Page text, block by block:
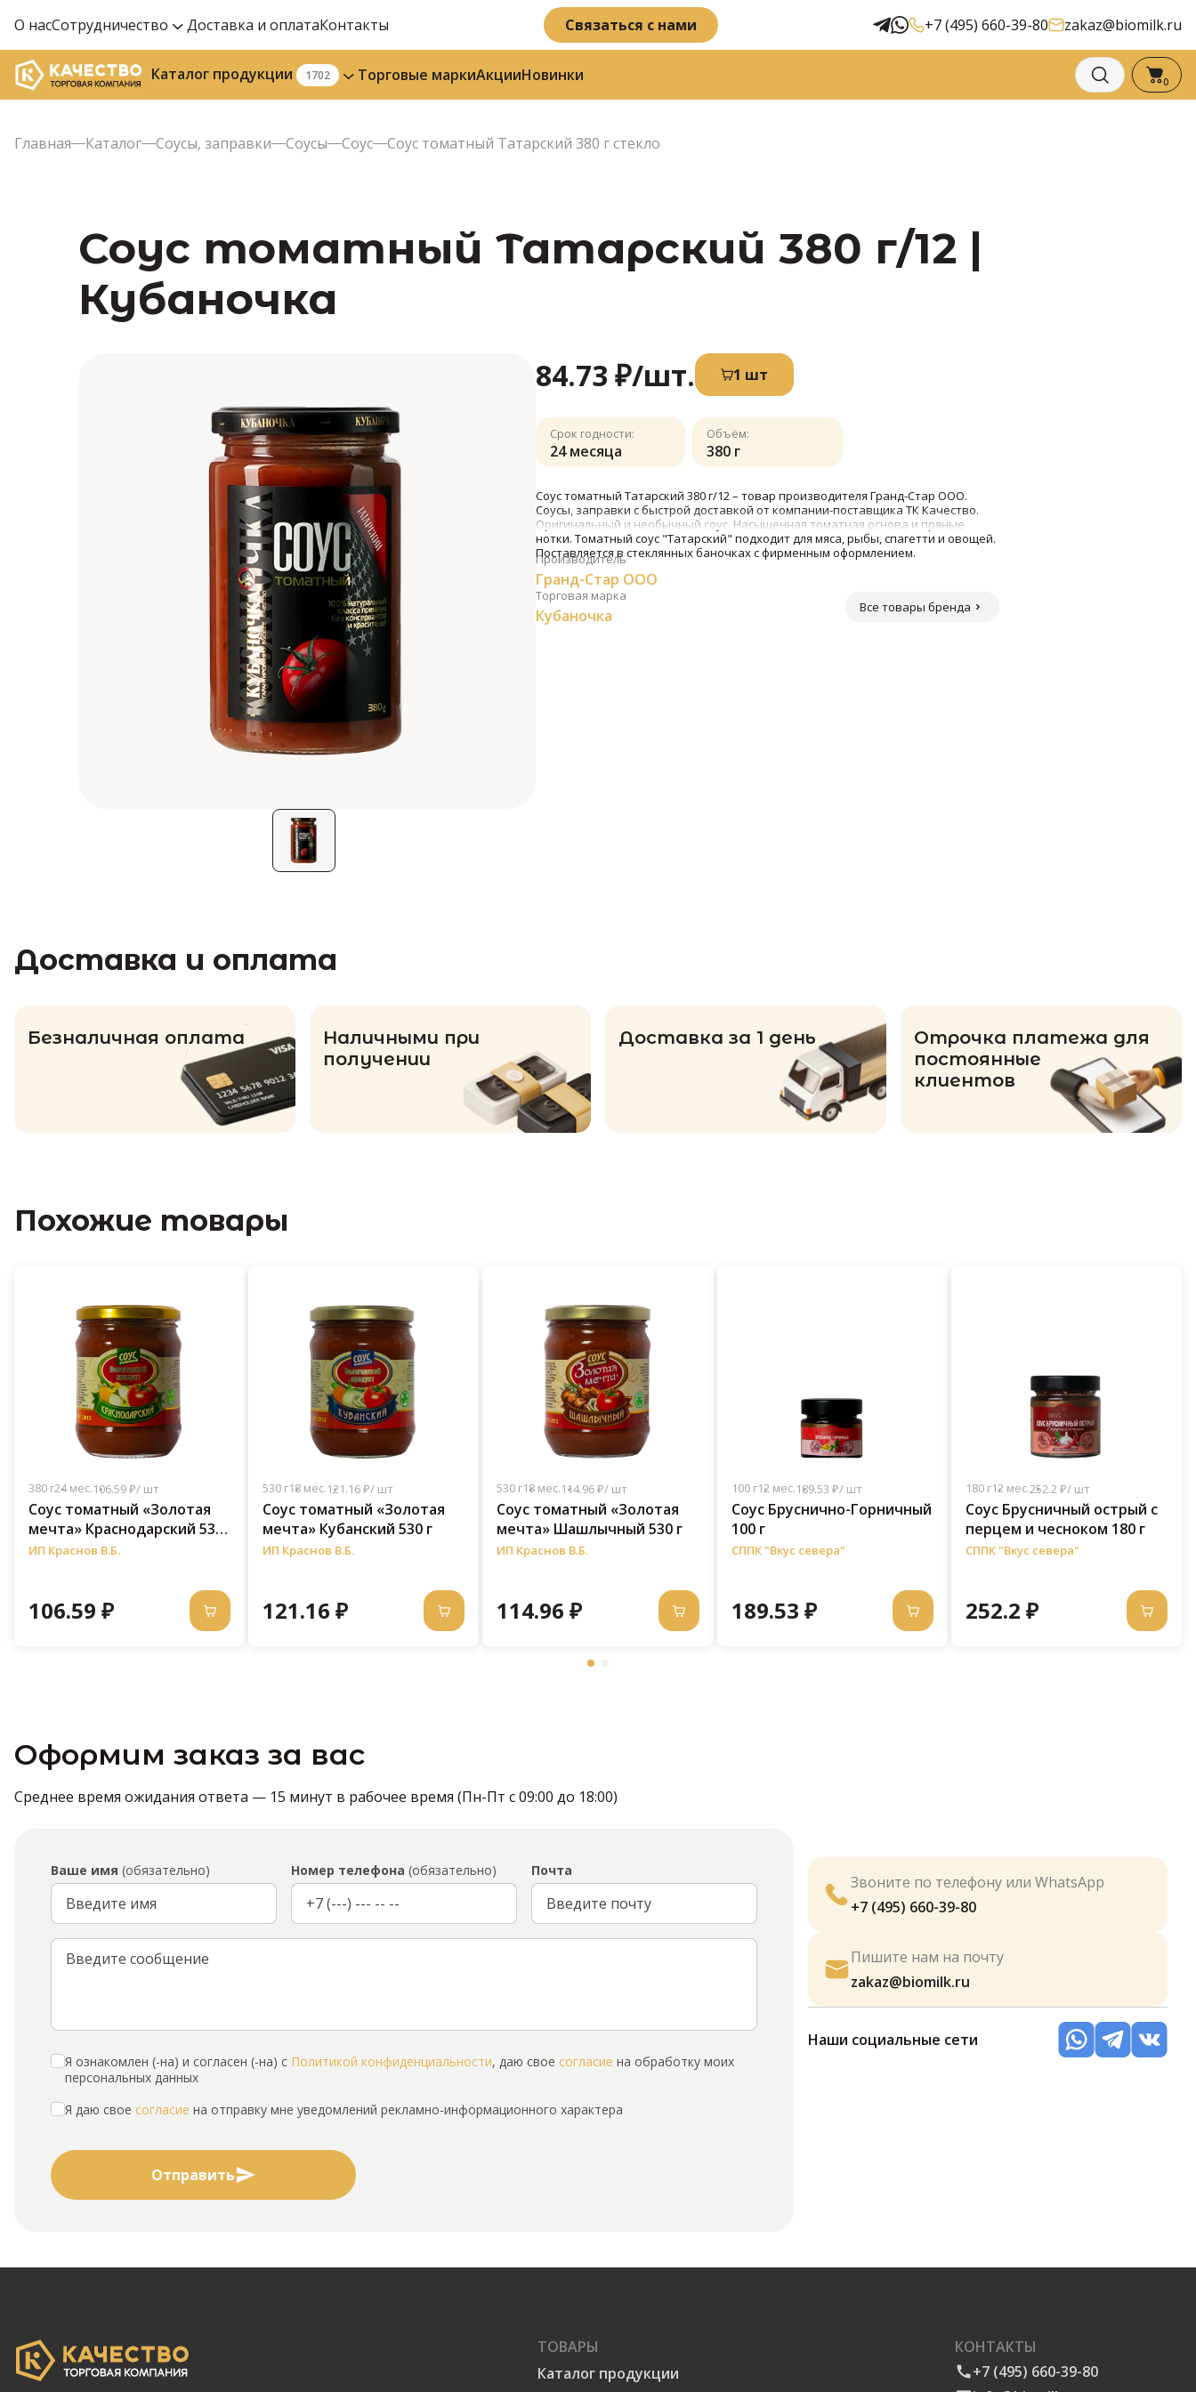
О насСотрудничество Доставка и оплатаКонтакты Связаться с нами +7 (495) 660-39-80 zakaz@biomilk.ru
Каталог продукции 1702 Торговые маркиАкцииНовинки 0
Главная Каталог Соусы, заправки Соусы Соус Соус томатный Татарский 380 г стекло
Соус томатный Татарский 380 г/12 |
Кубаночка
84.73 ₽/шт. 1 шт
Срок годности:
24 месяца
Объём:
380 г
Соус томатный Татарский 380 г/12 – товар производителя Гранд-Стар ООО.
Соусы, заправки с быстрой доставкой от компании-поставщика ТК Качество.
Оригинальный и необычный соус. Насыщенная томатная основа и пряные
нотки. Томатный соус "Татарский" подходит для мяса, рыбы, спагетти и овощей.
Поставляется в стеклянных баночках с фирменным оформлением.
Производитель
Гранд-Стар ООО
Торговая марка
Кубаночка Все товары бренда
Доставка и оплата
Безналичная оплата
Наличными при
получении
Доставка за 1 день
Отрочка платежа для
постоянные
клиентов
Похожие товары
380 г24 мес.106.59 ₽/ шт
Соус томатный «Золотая
мечта» Краснодарский 530
г
ИП Краснов В.Б.
106.59 ₽
530 г18 мес.121.16 ₽/ шт
Соус томатный «Золотая
мечта» Кубанский 530 г
ИП Краснов В.Б.
121.16 ₽
530 г18 мес.114.96 ₽/ шт
Соус томатный «Золотая
мечта» Шашлычный 530 г
ИП Краснов В.Б.
114.96 ₽
100 г12 мес.189.53 ₽/ шт
Соус Бруснично-Горничный
100 г
СППК "Вкус севера"
189.53 ₽
180 г12 мес.252.2 ₽/ шт
Соус Брусничный острый с
перцем и чесноком 180 г
СППК "Вкус севера"
252.2 ₽
Оформим заказ за вас
Среднее время ожидания ответа — 15 минут в рабочее время (Пн-Пт с 09:00 до 18:00)
Ваше имя (обязательно) Номер телефона (обязательно) Почта
Я ознакомлен (-на) и согласен (-на) с Политикой конфиденциальности, даю свое согласие на обработку моих
персональных данных
Я даю свое согласие на отправку мне уведомлений рекламно-информационного характера
Отправить
Звоните по телефону или WhatsApp
+7 (495) 660-39-80
Пишите нам на почту
zakaz@biomilk.ru
Наши социальные сети
ТОВАРЫ
Каталог продукции
КОНТАКТЫ
+7 (495) 660-39-80